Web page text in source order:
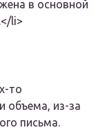
в основной
li>
то
объема, из-за
письма.